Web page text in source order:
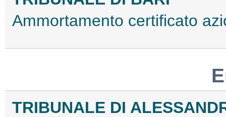
Ammortamento certificato
TRIBUNALE DI